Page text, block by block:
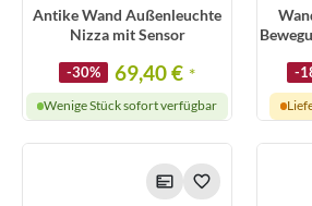
Antike Wand Außenleuchte
Nizza mit Sensor
-30% 69,40 € *
Wenige Stück sofort verfügbar
-